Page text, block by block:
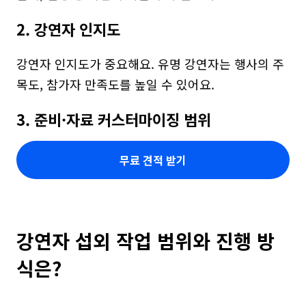
2. 강연자 인지도
강연자 인지도가 중요해요. 유명 강연자는 행사의 주
목도, 참가자 만족도를 높일 수 있어요.
3. 준비·자료 커스터마이징 범위
무료 견적 받기
강연자 섭외 작업 범위와 진행 방
식은?